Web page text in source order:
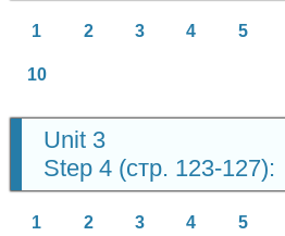
1 2 3 4 5
10
Unit 3
Step 4 (стр. 123-127):
1 2 3 4 5